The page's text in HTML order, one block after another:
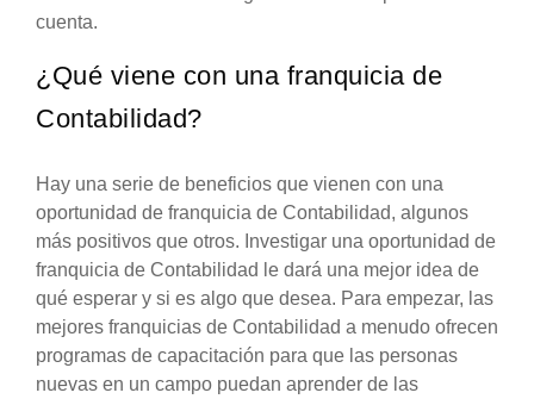
cuenta.
¿Qué viene con una franquicia de
Contabilidad?
Hay una serie de beneficios que vienen con una
oportunidad de franquicia de Contabilidad, algunos
más positivos que otros. Investigar una oportunidad de
franquicia de Contabilidad le dará una mejor idea de
qué esperar y si es algo que desea. Para empezar, las
mejores franquicias de Contabilidad a menudo ofrecen
programas de capacitación para que las personas
nuevas en un campo puedan aprender de las